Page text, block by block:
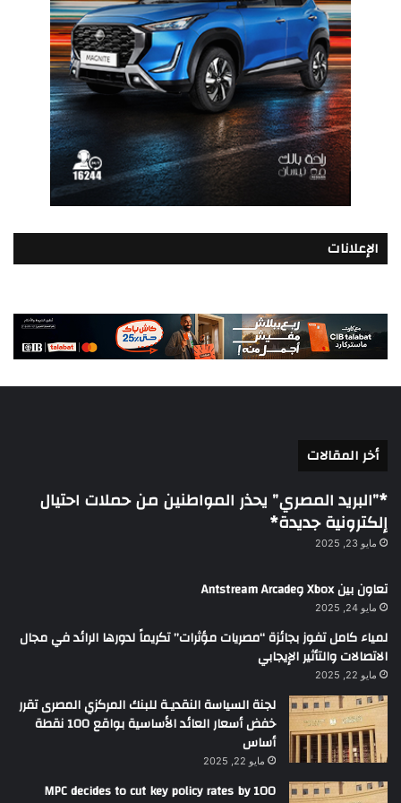
الإعلانات
أخر المقالات
*”البريد المصري” يحذر المواطنين من حملات احتيال
إلكترونية جديدة*
مايو 23, 2025
تعاون بين Xbox وAntstream Arcade
مايو 24, 2025
لمياء كامل تفوز بجائزة “مصريات مؤثرات” تكريماً لدورها الرائد في مجال
الاتصالات والتأثير الإيجابي
مايو 22, 2025
لجنة السياسة النقديـة للبنك المركزي المصرى تقرر
خفض أسعار العائد الأساسية بواقع 100 نقطة
أساس
مايو 22, 2025
MPC decides to cut key policy rates by 100